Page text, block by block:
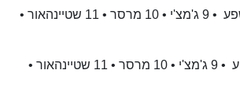
1 לאסוף • 2 דניאל • 3 גורדון • 4 ריכליס • 5 רוזנברג • 6 ברקוביץ' • 7 ליפין • ‏8‏ ‏שפע‏‏ •‏ 9 ג'מצ'י • 10 מרסר • 11 שטיינהאור •
1 לאסוף • 2 דניאל • 3 גורדון • 4 הנפלד • 5 פליישר • 6 רוזנברג • 7 ליפין • ‏8‏ ‏שפע‏‏ •‏ 9 ג'מצ'י • 10 מרסר • 11 שטיינהאור •